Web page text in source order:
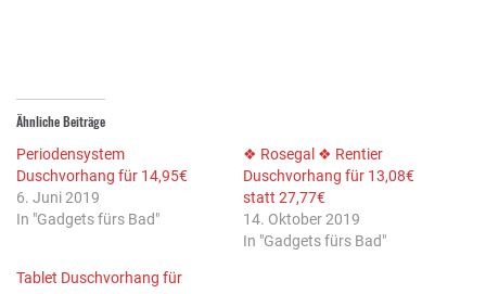
Ähnliche Beiträge
Periodensystem
Duschvorhang für 14,95€
6. Juni 2019
In "Gadgets fürs Bad"
❖ Rosegal ❖ Rentier
Duschvorhang für 13,08€
statt 27,77€
14. Oktober 2019
In "Gadgets fürs Bad"
Tablet Duschvorhang für